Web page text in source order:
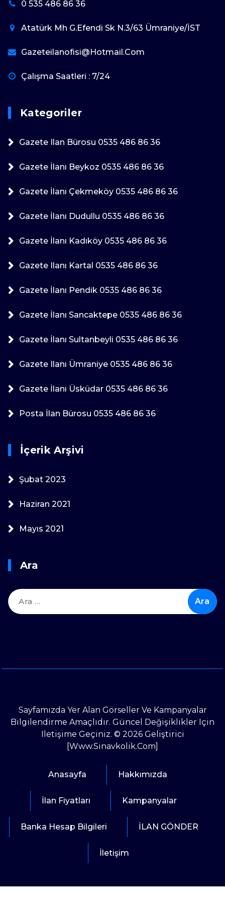
0 535 486 86 36
Atatürk Mh G.Efendi Sk N.3/63 Ümraniye/İST
Gazeteilanofisi@hotmail.com
Çalışma Saatleri : 7/24
Kategoriler
Gazete Ilan Bürosu 0535 486 86 36
Gazete İlanı Beykoz 0535 486 86 36
Gazete İlanı Çekmeköy 0535 486 86 36
Gazete İlanı Dudullu 0535 486 86 36
Gazete İlanı Kadıköy 0535 486 86 36
Gazete Ilanı Kartal 0535 486 86 36
Gazete İlanı Pendik 0535 486 86 36
Gazete İlanı Sancaktepe 0535 486 86 36
Gazete İlanı Sultanbeyli 0535 486 86 36
Gazete Ilanı Ümraniye 0535 486 86 36
Gazete İlanı Üsküdar 0535 486 86 36
Posta İlan Bürosu 0535 486 86 36
İçerik Arşivi
Şubat 2023
Haziran 2021
Mayıs 2021
Ara
Arama:
Sayfamızda Yer Alan Görseller Ve Kampanyalar
Bilgilendirme Amaçlıdır. Güncel Değişiklikler Için
Iletişime Geçiniz. © 2026 Geliştirici
[www.sinavkolik.com]
Anasayfa Hakkımızda
İlan Fiyatları Kampanyalar
Banka Hesap Bilgileri İLAN GÖNDER
İletişim